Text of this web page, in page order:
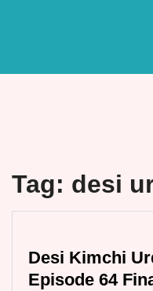
Tag: desi
Desi Kimchi
Episode 64